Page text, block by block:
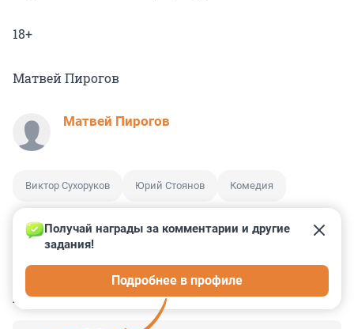
18+
Матвей Пирогов
Матвей Пирогов
Виктор Сухоруков Юрий Стоянов Комедия
КОММЕНТАРИИ 10
Получай награды за комментарии и другие
задания!
Подробнее в профиле